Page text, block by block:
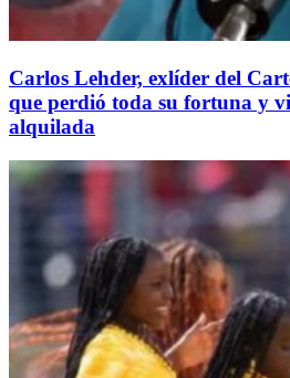
Carlos Lehder, exlíder del
que perdió toda su fortuna y
alquilada